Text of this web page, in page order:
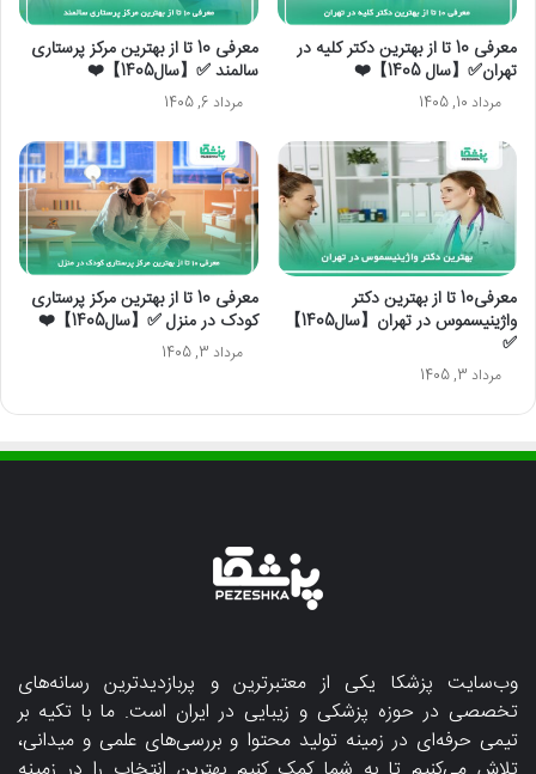
معرفی 10 تا از بهترین دکتر کلیه در
تهران✅【سال 1405】❤️
مرداد 10, 1405
معرفی 10 تا از بهترین مرکز پرستاری
سالمند ✅【سال1405】❤️
مرداد 6, 1405
معرفی10 تا از بهترین دکتر
واژینیسموس در تهران【سال1405】
✅
مرداد 3, 1405
معرفی 10 تا از بهترین مرکز پرستاری
کودک در منزل ✅【سال1405】❤️
مرداد 3, 1405
وب‌سایت پزشکا یکی از معتبرترین و پربازدیدترین رسانه‌های
تخصصی در حوزه پزشکی و زیبایی در ایران است. ما با تکیه بر
تیمی حرفه‌ای در زمینه تولید محتوا و بررسی‌های علمی و میدانی،